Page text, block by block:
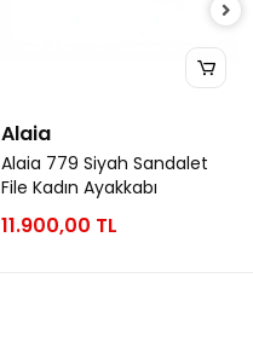
Alaia
Alaia 779 Siyah Sandalet
File Kadın Ayakkabı
11.900,00 TL